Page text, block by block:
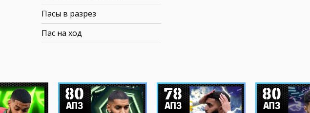
Пасы в разрез
Пас на ход
80
АПЗ
78
АПЗ
80
АПЗ